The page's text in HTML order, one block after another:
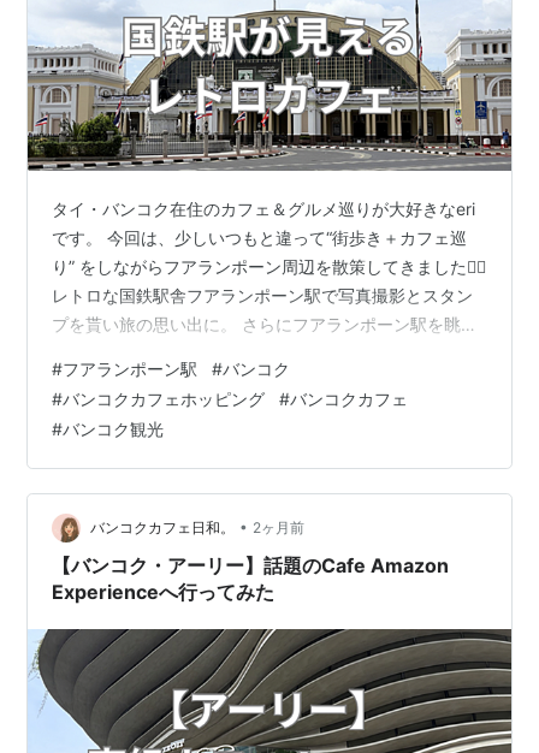
タイ・バンコク在住のカフェ＆グルメ巡りが大好きなeri
です。 今回は、少しいつもと違って“街歩き＋カフェ巡
り” をしながらフアランポーン周辺を散策してきました🚶‍♀️
レトロな国鉄駅舎フアランポーン駅で写真撮影とスタン
プを貰い旅の思い出に。 さらにフアランポーン駅を眺め
感じる1日を過ごしました。 国鉄フアランポーン駅につい
て スタンプ 猫スタッフ カフェの情報 カフェの雰囲気 外
観 店内 タイらしい景色が最高 メニュー 注文したメニュ
ー 料金 まとめ 国鉄フアランポーン駅について フアラン
ポーン駅は、タイ国鉄を代表する歴史ある…
#フアランポーン駅 #バンコク
#バンコクカフェホッピング #バンコクカフェ
#バンコク観光
バンコクカフェ日和。 • 2ヶ月前
【バンコク・アーリー】話題のCafe Amazon
Experienceへ行ってみた